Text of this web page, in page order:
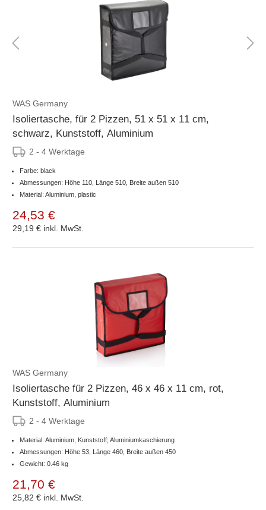
WAS Germany
Isoliertasche, für 2 Pizzen, 51 x 51 x 11 cm,
schwarz, Kunststoff, Aluminium
2 - 4 Werktage
Farbe: black
Abmessungen: Höhe 110, Länge 510, Breite außen 510
Material: Aluminium, plastic
24,53 €
29,19 € inkl. MwSt.
WAS Germany
Isoliertasche für 2 Pizzen, 46 x 46 x 11 cm, rot,
Kunststoff, Aluminium
2 - 4 Werktage
Material: Aluminium, Kunststoff; Aluminiumkaschierung
Abmessungen: Höhe 53, Länge 460, Breite außen 450
Gewicht: 0.46 kg
21,70 €
25,82 € inkl. MwSt.